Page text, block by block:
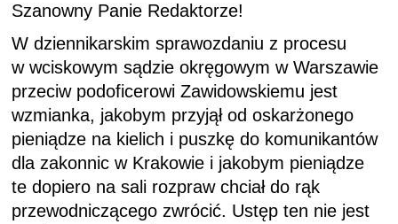
Szanowny Panie Redaktorze!
W dziennikarskim sprawozdaniu z procesu
w wci­skowym sądzie okręgowym w Warszawie
przeciw podoficerowi Zawidowskiemu jest
wzmianka, jakobym przyjął od oskarżonego
pieniądze na kielich i puszkę do komunikantów
dla zakonnic w Krakowie i jakobym pieniądze
te dopiero na sali rozpraw chciał do rąk
przewodniczącego zwrócić. Ustęp ten nie jest